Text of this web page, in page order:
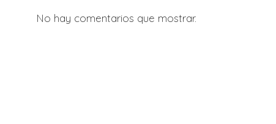
No hay comentarios que mostrar.